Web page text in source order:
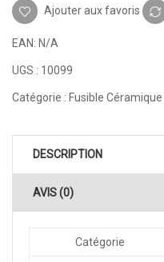
Ajouter aux favoris
EAN: N/A
UGS : 10099
Catégorie : Fusible Céramique
DESCRIPTION
AVIS (0)
Catégorie